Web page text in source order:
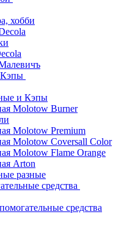
хобби
Кэпы
и Кэпы
Molotow Burner
Molotow Premium
Molotow Coversall Color
Molotow Flame Orange
Arton
разные
средства
средства